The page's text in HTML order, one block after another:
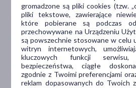
Typ produktu
Wyrób medyczny(119)
Lek bez recepty(14)
Suplement diety(6)
gromadzone są pliki cookies (tzw.
pliki tekstowe, zawierające
które pobierane są podczas
przechowywane na Urządzeniu
są powszechnie stosowane w celu
witryn internetowych,
kluczowych funkcji serwisu,
bezpieczeństwa, ciągłe
zgodnie z Twoimi preferencjami
reklam dopasowanych do Twoich